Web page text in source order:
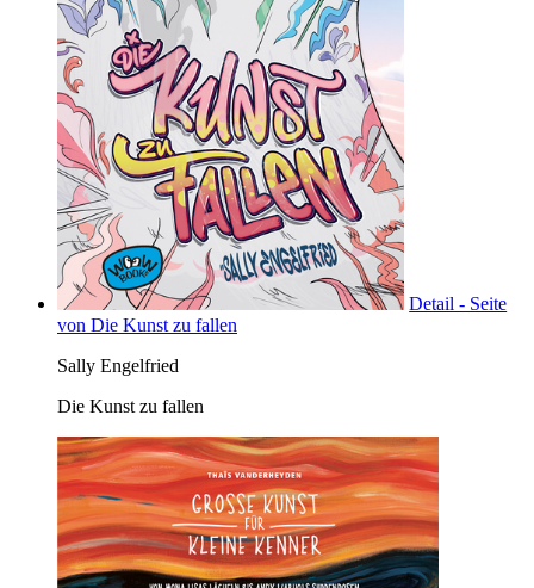
Detail - Seite
von Die Kunst zu fallen
Sally Engelfried
Die Kunst zu fallen